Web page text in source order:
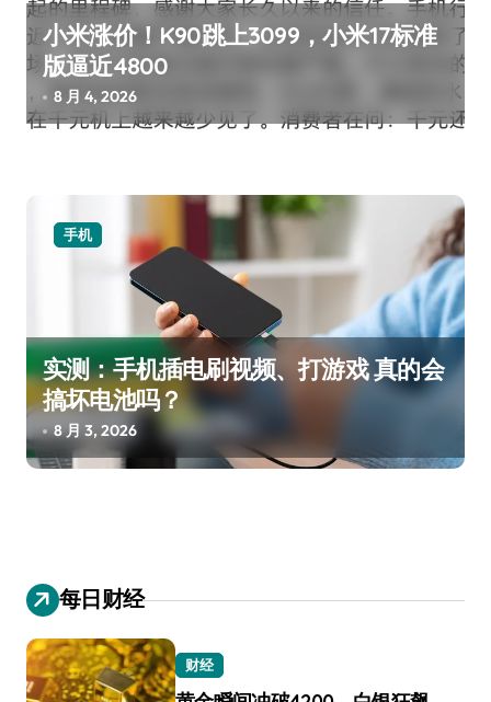
小米涨价！K90跳上3099，小米17标准
版逼近4800
8 月 4, 2026
手机
实测：手机插电刷视频、打游戏 真的会
搞坏电池吗？
8 月 3, 2026
每日财经
财经